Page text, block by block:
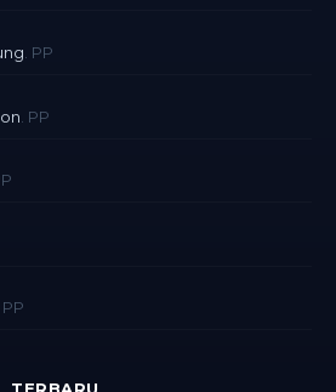
. PP
. PP
PP